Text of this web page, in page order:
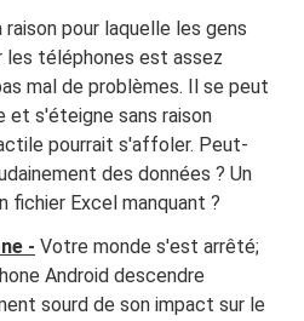
raison pour laquelle les gens
téléphones est assez
mal de problèmes. Il se peut
et s'éteigne sans raison
pourrait s'affoler. Peut-
des données ? Un
fichier Excel manquant ?
- Votre monde s'est arrêté;
Android descendre
sourd de son impact sur le